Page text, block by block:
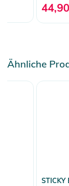
Ähnliche
STICKY